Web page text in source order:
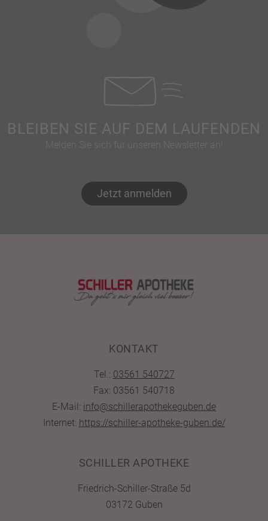
BLEIBEN SIE AUF DEM LAUFENDEN
Melden Sie sich für unseren Newsletter an!
Jetzt anmelden
KONTAKT
Tel.: 03561 540727
Fax: 03561 540718
E-Mail: info@schillerapothekeguben.de
Internet: https://schiller-apotheke-guben.de/
SCHILLER APOTHEKE
Friedrich-Schiller-Straße 5d
03172 Guben